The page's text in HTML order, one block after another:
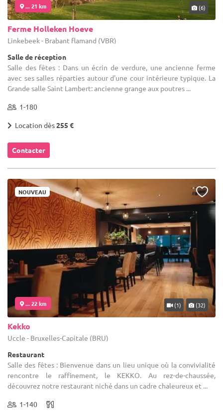
... 21 km (6)
Ferme Holleken Hoeve
Linkebeek - Brabant flamand (VBR)
Salle de réception
Salle des fêtes : Dans un écrin de verdure, une ancienne ferme
avec ses salles réparties autour d'une cour intérieure typique. La
Grande salle Saint Lambert: ancienne grange aux poutres ...
1-180
Location dès255 €
Contacter
NOUVEAU
... 22 km (1) (32)
Kekko
Uccle - Bruxelles-Capitale (BRU)
Restaurant
Salle des fêtes : Bienvenue dans un lieu unique où la convivialité
rencontre le raffinement, le KEKKO. Au rez-de-chaussée,
découvrez notre restaurant niché dans un cadre chaleureux et ...
1-140